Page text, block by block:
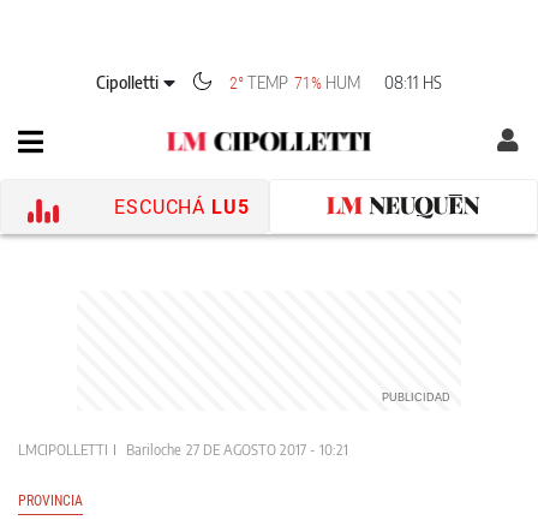
Cipolletti 2°TEMP 71% HUM 08:11 HS
ESCUCHÁ LU5
LMCIPOLLETTI Bariloche 27 DE AGOSTO 2017 - 10:21
PROVINCIA